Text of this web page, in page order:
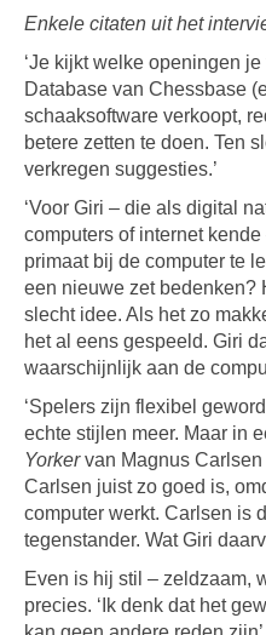
Enkele citaten uit het
‘Je kijkt welke openingen
Database van Chessbase
schaaksoftware verkoopt,
betere zetten te doen. Ten
verkregen suggesties.’
‘Voor Giri – die als digital
computers of internet
primaat bij de computer te
een nieuwe zet bedenken?
slecht idee. Als het zo
het al eens gespeeld. Giri
waarschijnlijk aan de
‘Spelers zijn flexibel
echte stijlen meer. Maar in
Yorkervan Magnus
Carlsen juist zo goed is,
computer werkt. Carlsen is
tegenstander. Wat Giri
Even is hij stil – zeldzaam,
precies. ‘Ik denk dat het